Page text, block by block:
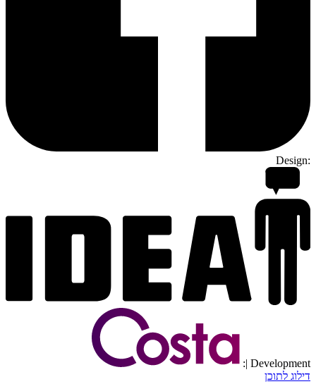
Design:
| Development:
דילוג לתוכן